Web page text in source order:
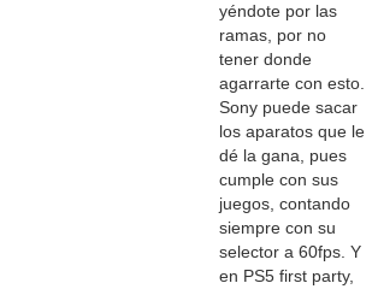
yéndote por las
ramas, por no
tener donde
agarrarte con esto.
Sony puede sacar
los aparatos que le
dé la gana, pues
cumple con sus
juegos, contando
siempre con su
selector a 60fps. Y
en PS5 first party,